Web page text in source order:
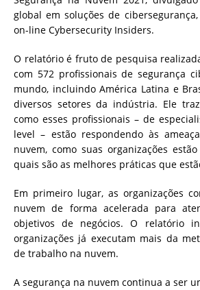
global em soluções de
on-line Cybersecurity Insiders.
O relatório é fruto de pesquisa
com 572 profissionais de segurança
mundo, incluindo América Latina e
diversos setores da indústria. Ele
como esses profissionais – de
level – estão respondendo às
nuvem, como suas organizações
quais são as melhores práticas que
Em primeiro lugar, as organizações
nuvem de forma acelerada para
objetivos de negócios. O relatório
organizações já executam mais da
de trabalho na nuvem.
A segurança na nuvem continua a ser